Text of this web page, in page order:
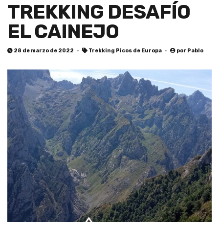
TREKKING DESAFÍO
EL CAINEJO
28 de marzo de 2022 Trekking Picos de Europa por Pablo